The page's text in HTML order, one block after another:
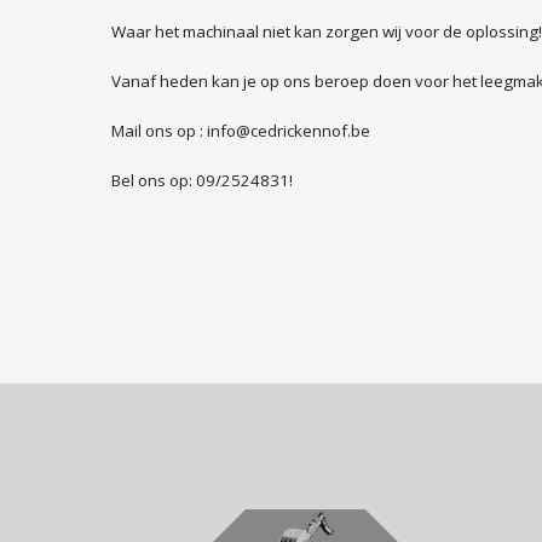
Waar het machinaal niet kan zorgen wij voor de oplossing!
Vanaf heden kan je op ons beroep doen voor het
Mail ons op : info@cedrickennof.be
Bel ons op: 09/2524831!